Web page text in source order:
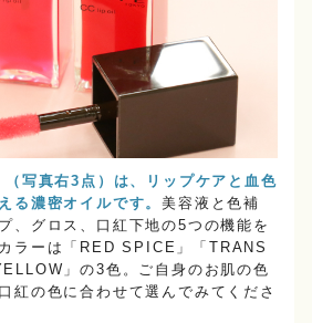
（写真右3点）は、リップケアと血色
る濃密オイルです。美容液と色補
、グロス、口紅下地の5つの機能を
ラーは「RED SPICE」「TRANS
」の3色。ご自身のお肌の色
紅の色に合わせて選んでみてくださ